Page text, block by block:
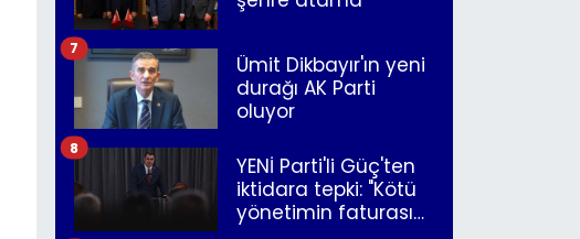
Ümit Dikbayır'ın yeni
durağı AK Parti
oluyor
7
YENİ Parti'li Güç'ten
iktidara tepki: "Kötü
yönetimin faturasını
8